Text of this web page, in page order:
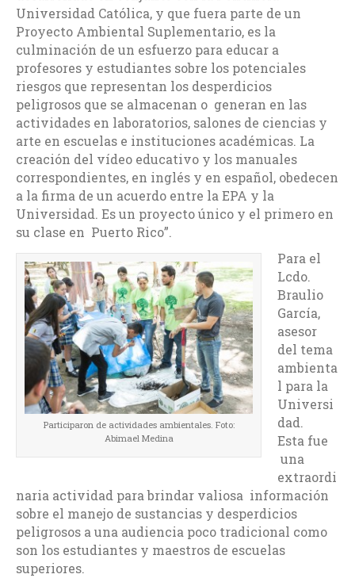
Universidad Católica, y que fuera parte de un
Proyecto Ambiental Suplementario, es la
culminación de un esfuerzo para educar a
profesores y estudiantes sobre los potenciales
riesgos que representan los desperdicios
peligrosos que se almacenan o generan en las
actividades en laboratorios, salones de ciencias y
arte en escuelas e instituciones académicas. La
creación del vídeo educativo y los manuales
correspondientes, en inglés y en español, obedecen
a la firma de un acuerdo entre la EPA y la
Universidad. Es un proyecto único y el primero en
su clase en Puerto Rico”.
Participaron de actividades ambientales. Foto:
Abimael Medina
Para el
Lcdo.
Braulio
García,
asesor
del tema
ambienta
l para la
Universi
dad.
Esta fue
una
extraordi
naria actividad para brindar valiosa información
sobre el manejo de sustancias y desperdicios
peligrosos a una audiencia poco tradicional como
son los estudiantes y maestros de escuelas
superiores.